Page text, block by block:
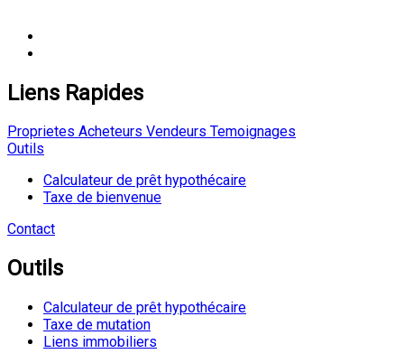
Liens Rapides
Proprietes Acheteurs Vendeurs Temoignages
Outils
Calculateur de prêt hypothécaire
Taxe de bienvenue
Contact
Outils
Calculateur de prêt hypothécaire
Taxe de mutation
Liens immobiliers